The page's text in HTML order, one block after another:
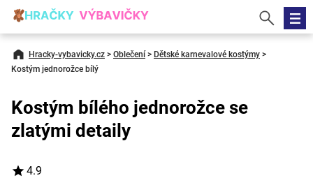
Hracky-vybavicky.cz > Oblečení > Dětské karnevalové kostýmy >
Kostým jednorožce bílý
Kostým bílého jednorožce se
zlatými detaily
4.9